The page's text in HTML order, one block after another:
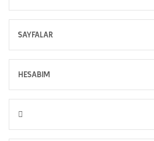
SAYFALAR
HESABIM